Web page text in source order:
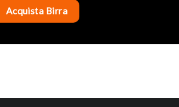
Acquista Birra